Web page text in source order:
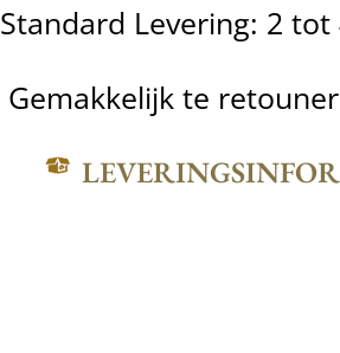
Standard Levering: 2
Gemakkelijk te